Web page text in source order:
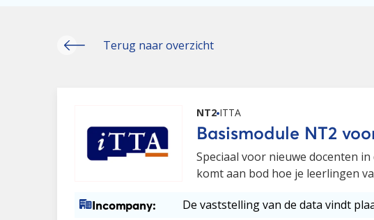
Terug naar overzicht
NT2 ITTA
Basismodule NT2
Speciaal voor nieuwe docenten
komt aan bod hoe je leerlingen
Incompany: De vaststelling van de data vindt